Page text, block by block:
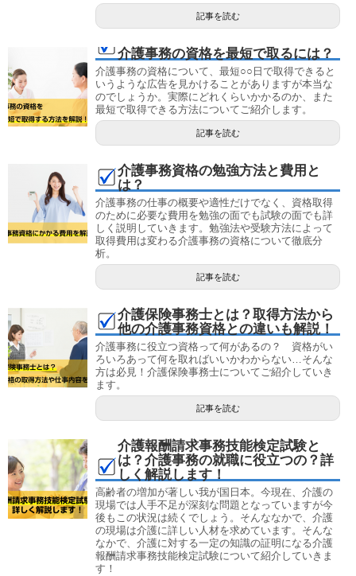
記事を読む
介護事務の資格を最短で取るには？
介護事務の資格について、最短○○日で取得できると
いうような広告を見かけることがありますが本当な
のでしょうか。実際にどれくらいかかるのか、また
最短で取得できる方法についてご紹介します。
記事を読む
介護事務資格の勉強方法と費用と
は？
介護事務の仕事の概要や適性だけでなく、資格取得
のために必要な費用を勉強の面でも試験の面でも詳
しく説明していきます。勉強法や受験方法によって
取得費用は変わる介護事務の資格について徹底分
析。
記事を読む
介護保険事務士とは？取得方法から
他の介護事務資格との違いも解説！
介護事務に役立つ資格って何があるの？ 資格がい
ろいろあって何を取ればいいかわからない…そんな
方は必見！介護保険事務士についてご紹介していき
ます。
記事を読む
介護報酬請求事務技能検定試験と
は？介護事務の就職に役立つの？詳
しく解説します！
高齢者の増加が著しい我が国日本。今現在、介護の
現場では人手不足が深刻な問題となっていますが今
後もこの状況は続くでしょう。そんななかで、介護
の現場は介護に詳しい人材を求めています。そんな
なかで、介護に対する一定の知識の証明になる介護
報酬請求事務技能検定試験について紹介していきま
す！